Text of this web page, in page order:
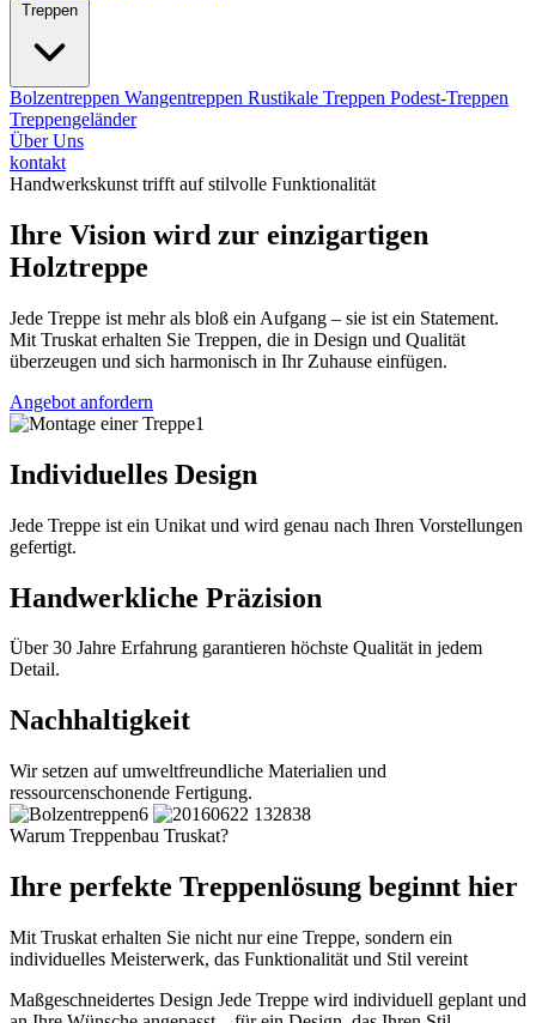
Treppen
Bolzentreppen Wangentreppen Rustikale Treppen Podest-Treppen
Treppengeländer
Über Uns
kontakt
Handwerkskunst trifft auf stilvolle Funktionalität
Ihre Vision wird zur einzigartigen
Holztreppe
Jede Treppe ist mehr als bloß ein Aufgang – sie ist ein Statement.
Mit Truskat erhalten Sie Treppen, die in Design und Qualität
überzeugen und sich harmonisch in Ihr Zuhause einfügen.
Angebot anfordern
Individuelles Design
Jede Treppe ist ein Unikat und wird genau nach Ihren Vorstellungen
gefertigt.
Handwerkliche Präzision
Über 30 Jahre Erfahrung garantieren höchste Qualität in jedem
Detail.
Nachhaltigkeit
Wir setzen auf umweltfreundliche Materialien und
ressourcenschonende Fertigung.
Warum Treppenbau Truskat?
Ihre perfekte Treppenlösung beginnt hier
Mit Truskat erhalten Sie nicht nur eine Treppe, sondern ein
individuelles Meisterwerk, das Funktionalität und Stil vereint
Maßgeschneidertes Design Jede Treppe wird individuell geplant und